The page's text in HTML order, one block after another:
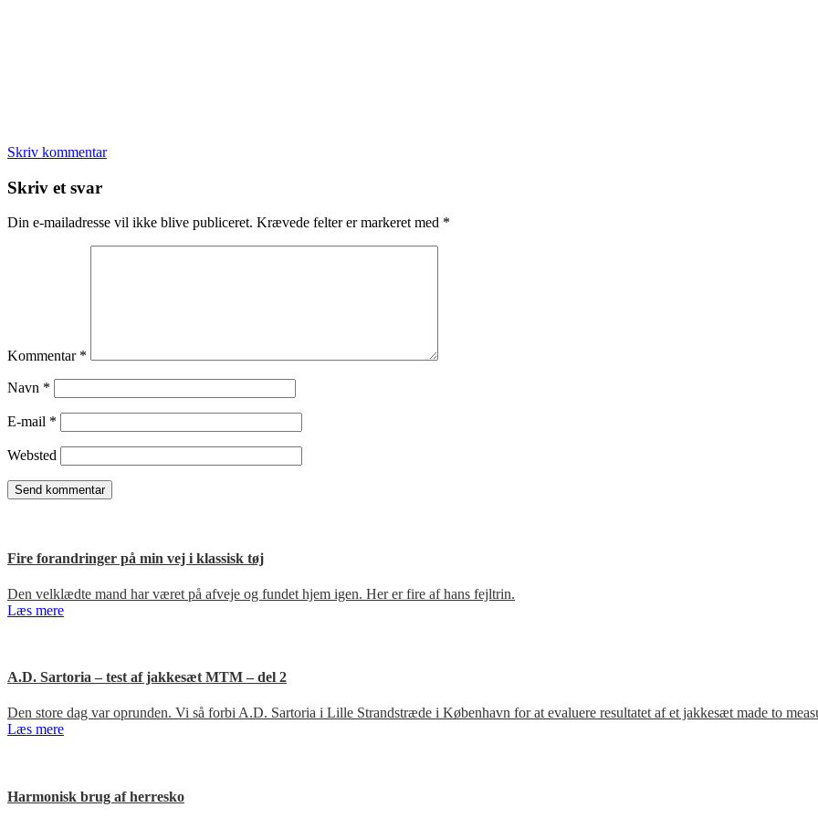
Skriv kommentar
Læserinteraktioner
Skriv et svar
Din e-mailadresse vil ikke blive publiceret. Krævede felter er markeret med *
Kommentar *
Navn *
E-mail *
Websted
Fire forandringer på min vej i klassisk tøj
Den velklædte mand har været på afveje og fundet hjem igen. Her er fire af hans fejltrin.
Læs mere
A.D. Sartoria – test af jakkesæt MTM – del 2
Den store dag var oprunden. Vi så forbi A.D. Sartoria i Lille Strandstræde i København for at evaluere resultatet af et jakkesæt made to
Læs mere
Harmonisk brug af herresko